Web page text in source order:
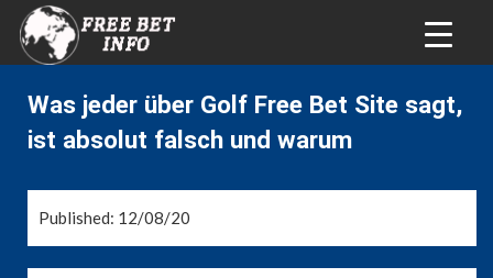
Was jeder über Golf Free Bet Site sagt,
ist absolut falsch und warum
Published: 12/08/20